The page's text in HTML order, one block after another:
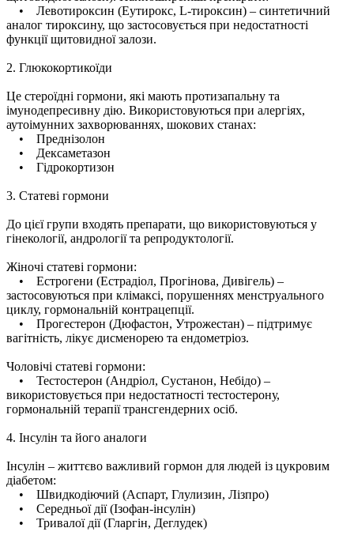
• Левотироксин (Еутирокс, L-тироксин) – синтетичний
аналог тироксину, що застосовується при недостатності
функції щитовидної залози.
2. Глюкокортикоїди
Це стероїдні гормони, які мають протизапальну та
імунодепресивну дію. Використовуються при алергіях,
аутоімунних захворюваннях, шокових станах:
• Преднізолон
• Дексаметазон
• Гідрокортизон
3. Статеві гормони
До цієї групи входять препарати, що використовуються у
гінекології, андрології та репродуктології.
Жіночі статеві гормони:
• Естрогени (Естрадіол, Прогінова, Дивігель) –
застосовуються при клімаксі, порушеннях менструального
циклу, гормональній контрацепції.
• Прогестерон (Дюфастон, Утрожестан) – підтримує
вагітність, лікує дисменорею та ендометріоз.
Чоловічі статеві гормони:
• Тестостерон (Андріол, Сустанон, Небідо) –
використовується при недостатності тестостерону,
гормональній терапії трансгендерних осіб.
4. Інсулін та його аналоги
Інсулін – життєво важливий гормон для людей із цукровим
діабетом:
• Швидкодіючий (Аспарт, Глулизин, Лізпро)
• Середньої дії (Ізофан-інсулін)
• Тривалої дії (Гларгін, Деглудек)